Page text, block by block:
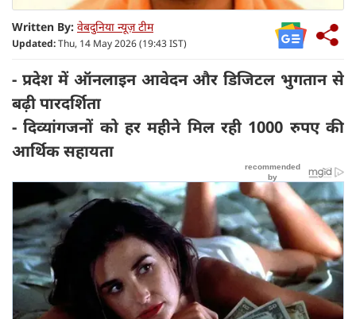
Written By: वेबदुनिया न्यूज़ टीम
Updated:Thu, 14 May 2026 (19:43 IST)
- प्रदेश में ऑनलाइन आवेदन और डिजिटल भुगतान से
बढ़ी पारदर्शिता
- दिव्यांगजनों को हर महीने मिल रही 1000 रुपए की
आर्थिक सहायता